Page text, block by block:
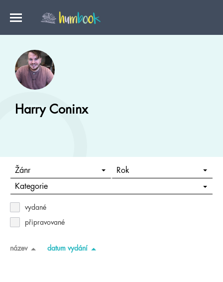
Harry Coninx
Žánr Rok
Kategorie
vydané
připravované
název datum vydání